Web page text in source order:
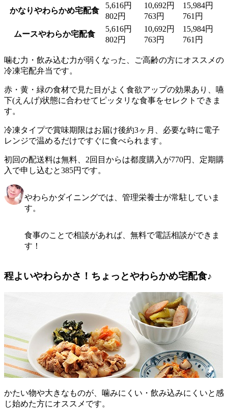
かなりやわらかめ宅配食
5,616円
802円
10,692円
763円
15,984円
761円
ムースやわらか宅配食
5,616円
802円
10,692円
763円
15,984円
761円
噛む力・飲み込む力が弱くなった、ご高齢の方にオススメの
冷凍宅配弁当です。
赤・黄・緑の食材で見た目がよく食欲アップの効果あり、嚥
下(えんげ)状態に合わせてピッタリな食事をセレクトできま
す。
冷凍タイプで賞味期限はお届け後約3ヶ月、必要な時に電子
レンジで温めるだけですぐに食べられます。
初回の配送料は無料、2回目からは都度購入が770円、定期購
入で申し込むと385円です。
やわらかダイニングでは、管理栄養士が常駐していま
す。
食事のことで相談があれば、無料で電話相談ができま
す！
程よいやわらかさ！ちょっとやわらかめ宅配食♪
かたい物や大きなものが、噛みにくい・飲み込みにくいと感
じ始めた方にオススメです。